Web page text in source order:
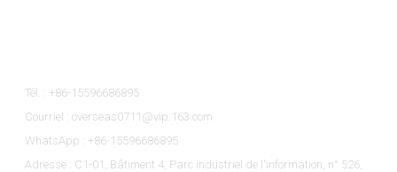
Tél. : +86-15596686895
Courriel : overseas0711@vip.163.com
WhatsApp : +86-15596686895
Adresse : C1-01, Bâtiment 4, Parc industriel de l'information, n° 526,